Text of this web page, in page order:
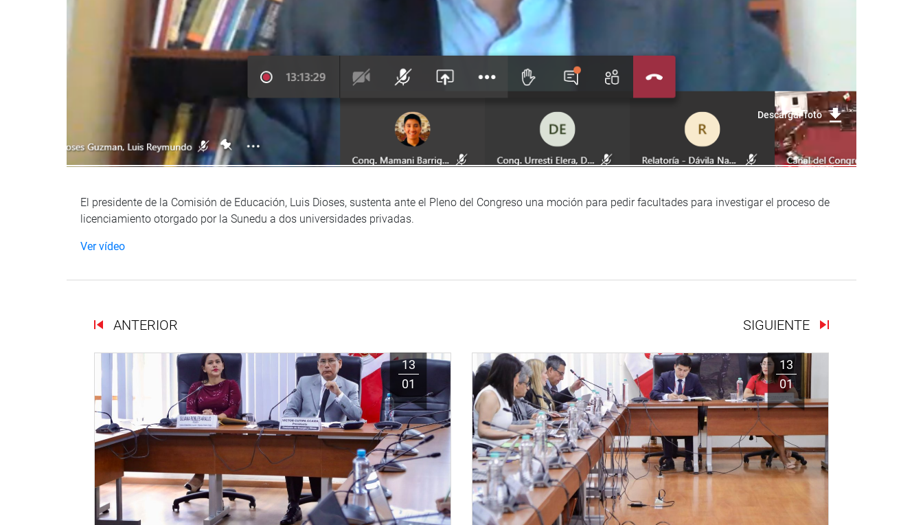
Descargar foto
El presidente de la Comisión de Educación, Luis Dioses, sustenta ante el Pleno del Congreso una moción para pedir facultades para investigar el proceso de
licenciamiento otorgado por la Sunedu a dos universidades privadas.
Ver vídeo
ANTERIOR SIGUIENTE
13
01
13
01